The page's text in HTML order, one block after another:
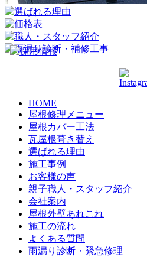
HOME
屋根修理メニュー
屋根カバー工法
瓦屋根葺き替え
選ばれる理由
施工事例
お客様の声
親子職人・スタッフ紹介
会社案内
屋根外壁あれこれ
施工の流れ
よくある質問
雨漏り診断・緊急修理